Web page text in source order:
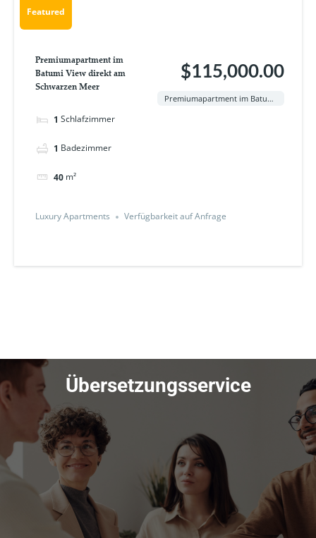
Featured
Premiumapartment im
Batumi View direkt am
Schwarzen Meer
1 Schlafzimmer
1 Badezimmer
40 m²
$115,000.00
Premiumapartment im Batumi View direkt am Schwarzen Meer
Luxury Apartments Verfügbarkeit auf Anfrage
Übersetzungsservice